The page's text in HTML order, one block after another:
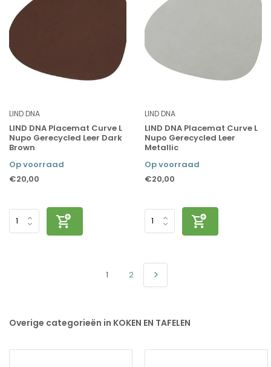
LIND DNA
LIND DNA Placemat Curve L
Nupo Gerecycled Leer Dark
Brown
Op voorraad
€20,00
LIND DNA
LIND DNA Placemat Curve L
Nupo Gerecycled Leer
Metallic
Op voorraad
€20,00
1 2
Overige categorieën in KOKEN EN TAFELEN